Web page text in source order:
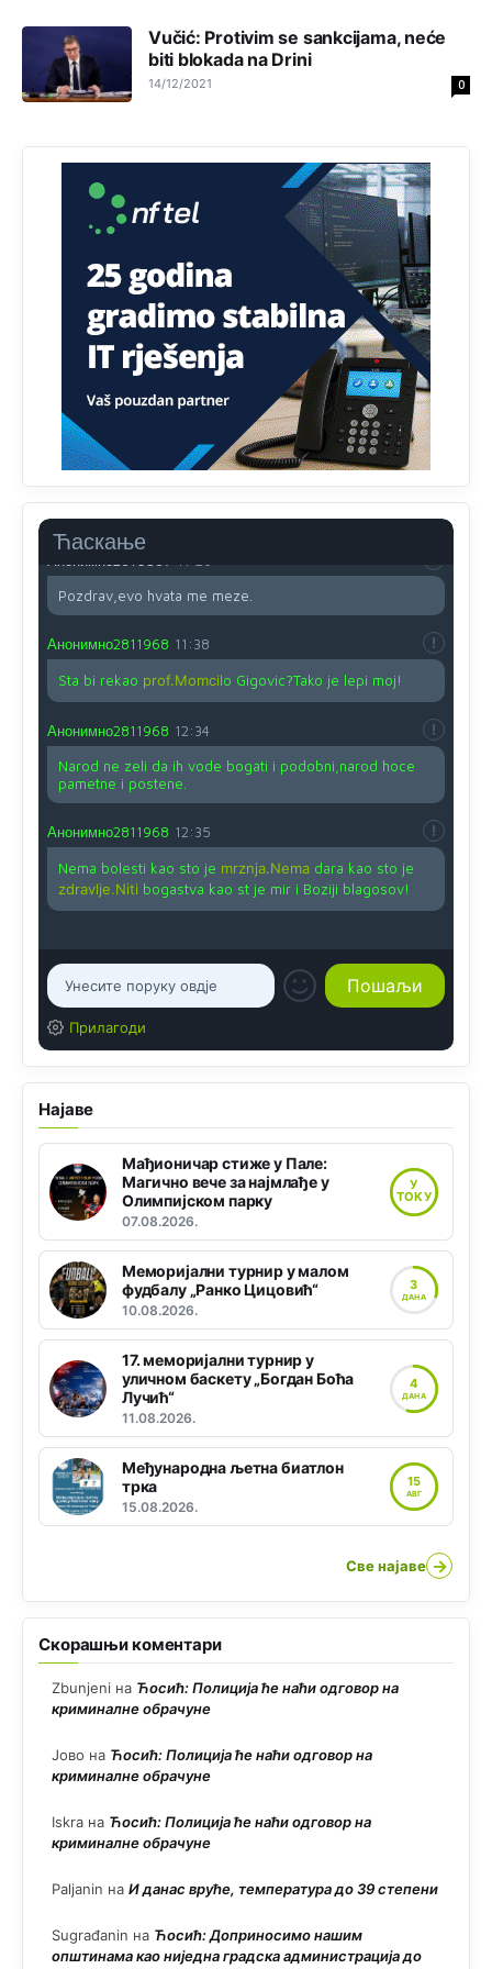
Vučić: Protivim se sankcijama, neće
biti blokada na Drini
14/12/2021 0
Ћаскање
Анонимно2808843 јуче 6:20
reconquista
pusti ih ciganija...pocetkom ovog vjeka,neko rece za
Radovana i Ratka kaki su oni srbi...i poce dalje da
besjedi znam ja dobro sta je bilo u Ag-ci...
Proguglajte
Анонимно2810587 11:21
O kako su cudni lvi ljudi,uzeli bi sve da mogu...a ja srce
svima fajem,radujem se tudjoj sreci.I ko ima i ko nema
na iso ce mjesto leci!
Анонимно2810587
11:24
Pozdrav,evo hvata me meze.
Анонимно2811968 11:38
Sta bi rekao prof.Momcilo Gigovic?Tako je lepi moj!
Анонимно2811968 12:34
Narod ne zeli da ih vode bogati i podobni,narod hoce
pametne i postene.
Анонимно2811968 12:35
Nema bolesti kao sto je mrznja.Nemadara kao sto je
zdravlje.Niti bogastva kao st je mir i Boziji blagosov!
Прилагоди
Најаве
Мађионичар стиже у Пале:
Магично вече за најмлађе у
Олимпијском парку
07.08.2026.
У
ТОКУ
Меморијални турнир у малом
фудбалу „Ранко Цицовић“
10.08.2026.
3
ДАНА
17. меморијални турнир у
уличном баскету „Богдан Боћа
Лучић“
11.08.2026.
4
ДАНА
Међународна љетна биатлон
трка
15.08.2026.
15
АВГ
Све најаве →
Скорашњи коментари
Zbunjeni на Ћосић: Полиција ће наћи одговор на
криминалне обрачуне
Јово на Ћосић: Полиција ће наћи одговор на
криминалне обрачуне
Iskra на Ћосић: Полиција ће наћи одговор на
криминалне обрачуне
Paljanin на И данас вруће, температура до 39 степени
Sugrađanin на Ћосић: Доприносимо нашим
општинама као ниједна градска администрација до